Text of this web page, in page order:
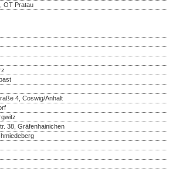
OT Pratau
4, Coswig/Anhalt
38, Gräfenhainichen